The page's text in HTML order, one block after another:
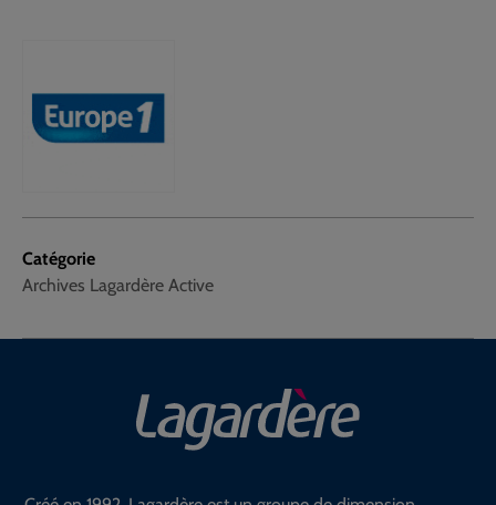
Catégorie
Archives Lagardère Active